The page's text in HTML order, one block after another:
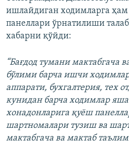
ишлайдиган ходимларга ҳам
панеллари ўрнатилиши
хабарни қўйди:
“Бағдод тумани мактабгача
бўлими барча ишчи
аппарати, бухгалтерия, тех
кунидан барча ходимлар
хонадонларига қуёш
шартномалари тузиш ва
мактабгача ва мактаб